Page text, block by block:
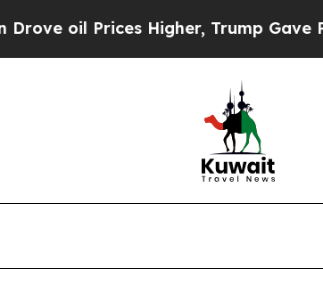
Higher, Trump Gave Politically